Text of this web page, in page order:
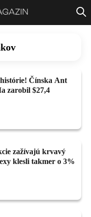
Čínska Ant
zarobil $27,4
zažívajú krvavý
klesli takmer o 3%